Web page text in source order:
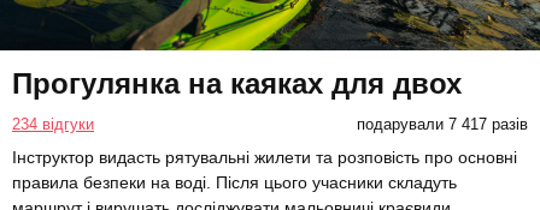
Прогулянка на каяках для двох
234 відгуки подарували 7 417 разів
Інструктор видасть рятувальні жилети та розповість про основні
правила безпеки на воді. Після цього учасники складуть